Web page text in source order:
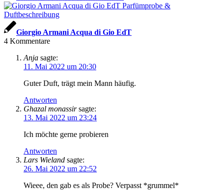
Giorgio Armani Acqua di Gio EdT
4 Kommentare
Anja sagte:
11. Mai 2022 um 20:30
Guter Duft, trägt mein Mann häufig.
Antworten
Ghazal monassir sagte:
13. Mai 2022 um 23:24
Ich möchte gerne probieren
Antworten
Lars Wieland sagte:
26. Mai 2022 um 22:52
Wieee, den gab es als Probe? Verpasst *grummel*